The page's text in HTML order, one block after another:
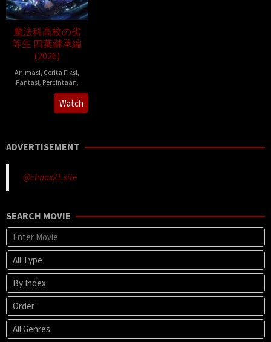
魔法科高校の劣
等生 四葉継承編
(2026)
Animasi Cerita Fiksi
Fantasi Percintaan
ミ
ト
ン
Watch
ADVERTISEMENT
@cimax21.site
SEARCH MOVIE